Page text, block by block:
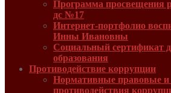
Программа просвещения
дс №17
Интернет-портфолио
Инны Ивановны
Социальный сертификат
образования
Противодействие коррупции
Нормативные правовые
противодействия